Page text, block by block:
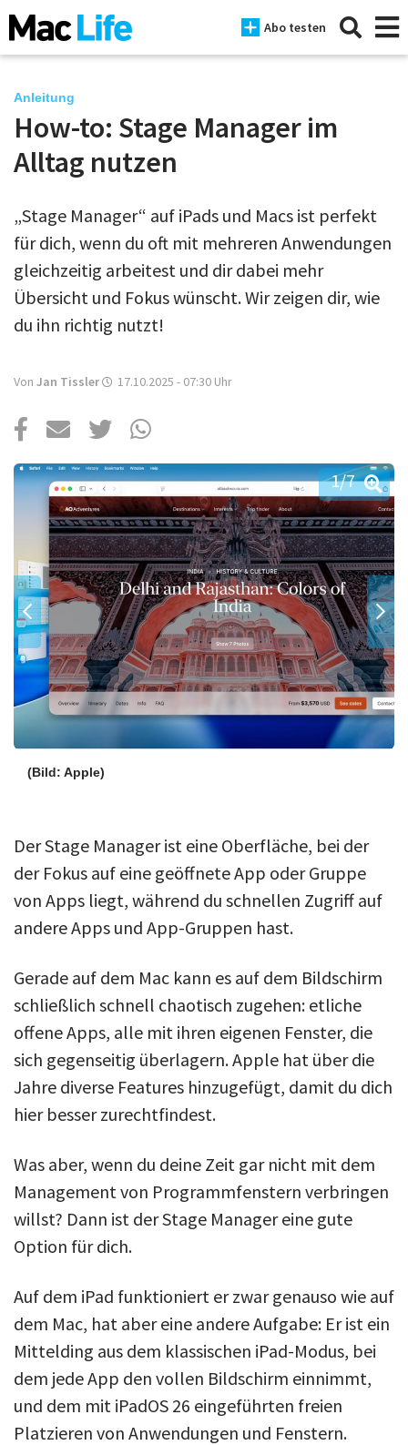
Abo testen
News
Mac
iPad
Tests
Tipps
Magazine
Über uns
Podcast
Mac Life+
Anmelden
Anleitung
How-to: Stage Manager im
Alltag nutzen
„Stage Manager“ auf iPads und Macs ist perfekt
für dich, wenn du oft mit mehreren Anwendungen
gleichzeitig arbeitest und dir dabei mehr
Übersicht und Fokus wünscht. Wir zeigen dir, wie
du ihn richtig nutzt!
Von Jan Tissler 17.10.2025 - 07:30 Uhr
(Bild: Apple)
1/7
Der Stage Manager ist eine Oberfläche, bei der
der Fokus auf eine geöffnete App oder Gruppe
von Apps liegt, während du schnellen Zugriff auf
andere Apps und App-Gruppen hast.
Gerade auf dem Mac kann es auf dem Bildschirm
schließlich schnell chaotisch zugehen: etliche
offene Apps, alle mit ihren eigenen Fenster, die
sich gegenseitig überlagern. Apple hat über die
Jahre diverse Features hinzugefügt, damit du dich
hier besser zurechtfindest.
Was aber, wenn du deine Zeit gar nicht mit dem
Management von Programmfenstern verbringen
willst? Dann ist der Stage Manager eine gute
Option für dich.
Auf dem iPad funktioniert er zwar genauso wie auf
dem Mac, hat aber eine andere Aufgabe: Er ist ein
Mittelding aus dem klassischen iPad-Modus, bei
dem jede App den vollen Bildschirm einnimmt,
und dem mit iPadOS 26 eingeführten freien
Platzieren von Anwendungen und Fenstern.